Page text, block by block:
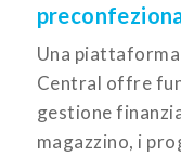
Una piattaforma
Central offre
gestione
magazzino, i